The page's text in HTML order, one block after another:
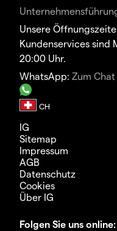
Unsere
Kundenservices sind
20:00 Uhr.
WhatsApp: Zum Chat
IG
Sitemap
Impressum
AGB
Datenschutz
Cookies
Über IG
Folgen Sie uns online: